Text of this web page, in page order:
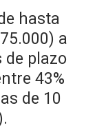
hasta
a
de plazo
43%
de 10